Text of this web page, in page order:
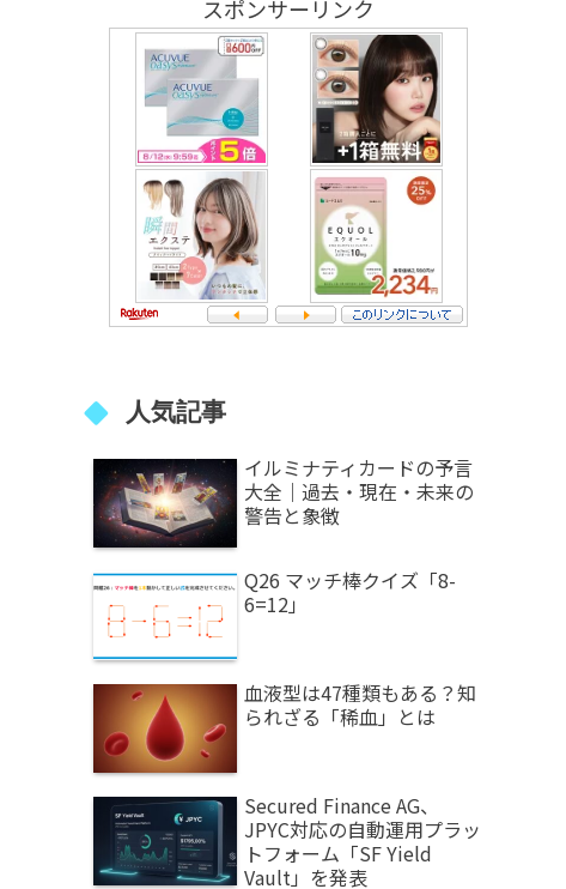
スポンサーリンク
人気記事
イルミナティカードの予言
大全｜過去・現在・未来の
警告と象徴
Q26 マッチ棒クイズ「8-
6=12」
血液型は47種類もある？知
られざる「稀血」とは
Secured Finance AG、
JPYC対応の自動運用プラッ
トフォーム「SF Yield
Vault」を発表